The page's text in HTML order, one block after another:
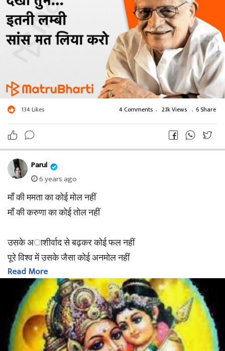
134Likes 4 Comments . 2.1k Views . 6 Share
Parul
6 years ago
माँ की ममता का कोई मोल नहीं
माँ की करुणा का कोई तोल नहीं
उसके अाशीर्वाद से बढ़कर कोई फल नहीं
पूरे विश्व में उसके जैसा कोई अनमोल नहीं
#करुणा
Read More